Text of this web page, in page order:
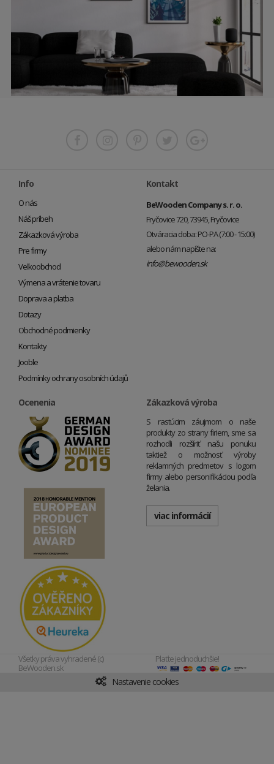
Info
O nás
Náš príbeh
Zákazková výroba
Pre firmy
Veľkoobchod
Výmena a vrátenie tovaru
Doprava a platba
Dotazy
Obchodné podmienky
Kontakty
Jooble
Podmínky ochrany osobních údajů
Kontakt
BeWooden Company s. r. o.
Fryčovice 720, 73945, Fryčovice
Otváracia doba: PO-PA (7:00 - 15:00)
alebo nám napíšte na:
info@bewooden.sk
Ocenenia Zákazková výroba
S rastúcim záujmom o naše
produkty zo strany firiem, sme sa
rozhodli rozšíriť našu ponuku
taktiež o možnosť výroby
reklamných predmetov s logom
firmy alebo personifikáciou podľa
želania.
viac informácií
Všetky práva vyhradené (c)
BeWooden.sk
Plaťte jednoduchšie!
Nastavenie cookies